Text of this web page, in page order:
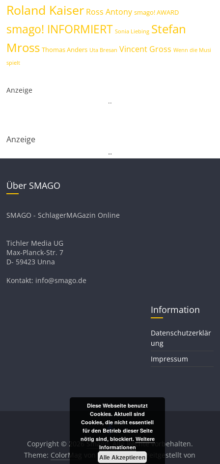
Roland Kaiser Ross Antony smago! AWARD
smago! INFORMIERT Sonia Liebing Stefan
Mross Thomas Anders Uta Bresan Vincent Gross Wenn die Musi
spielt
Anzeige
..
Anzeige
..
Über SMAGO
SMAGO - SchlagerMAGazin Online
Tichler Media UG
Max-Planck-Str. 7
D- 59423 Unna
Kontakt: info@smago.de
Information
Datenschutzerklär
ung
Impressum
Copyright © 2026Smago. Alle Rechte vorbehalten.
Theme: ColorMag
von ThemeGrill. Bereitgestellt von
Diese Webseite benutzt
Cookies. Aktuell sind
Cookies, die nicht essentiell
für den Betrieb dieser Seite
nötig sind, blockiert. Weitere
Informationen
Alle Akzeptieren